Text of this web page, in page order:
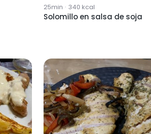
25min · 340 kcal
Solomillo en salsa de soja